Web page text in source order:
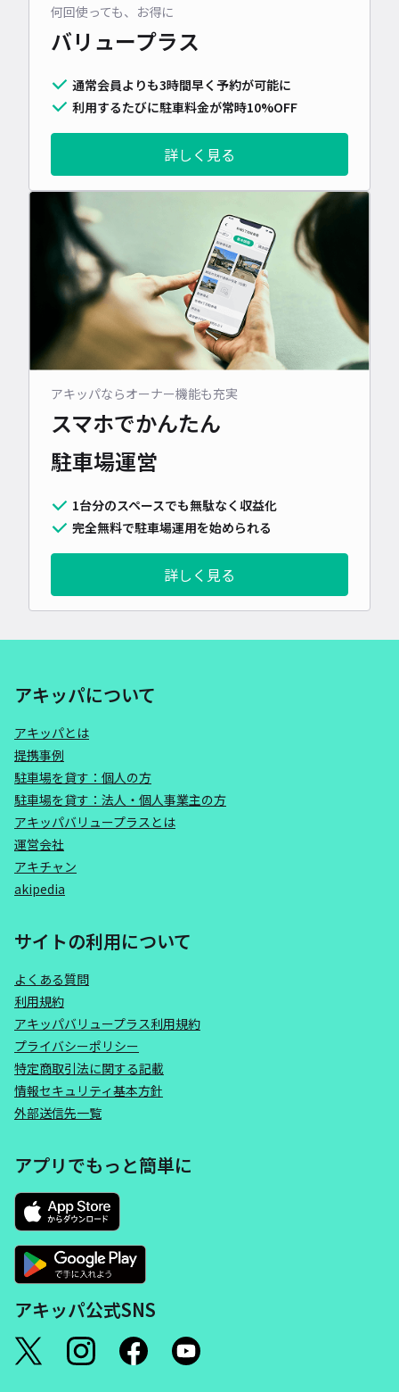
何回使っても、お得に
バリュープラス
通常会員よりも3時間早く予約が可能に
利用するたびに駐車料金が常時10%OFF
詳しく見る
アキッパならオーナー機能も充実
スマホでかんたん
駐車場運営
1台分のスペースでも無駄なく収益化
完全無料で駐車場運用を始められる
詳しく見る
アキッパについて
アキッパとは
提携事例
駐車場を貸す：個人の方
駐車場を貸す：法人・個人事業主の方
アキッパバリュープラスとは
運営会社
アキチャン
akipedia
サイトの利用について
よくある質問
利用規約
アキッパバリュープラス利用規約
プライバシーポリシー
特定商取引法に関する記載
情報セキュリティ基本方針
外部送信先一覧
アプリでもっと簡単に
アキッパ公式SNS